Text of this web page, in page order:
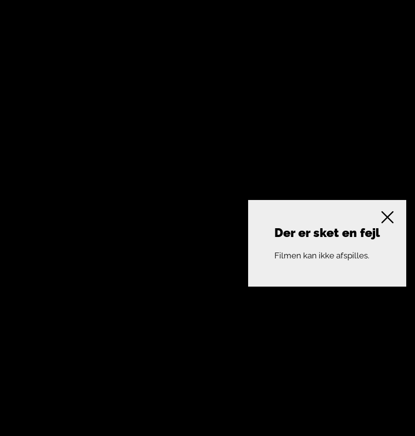
Der er sket en fejl
Filmen kan ikke afspilles.